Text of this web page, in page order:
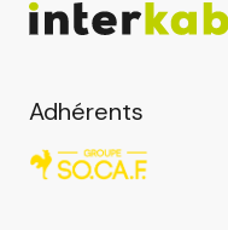
Adhérents